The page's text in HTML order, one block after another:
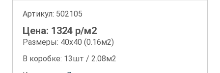
Артикул: 502105
Цена: 1324 р/м2
Размеры: 40х40 (0.16м2)
В коробке: 13шт / 2.08м2